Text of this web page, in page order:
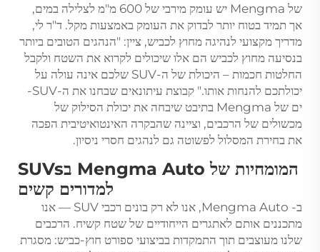
של Mengma יש עומק מירבי של 600 מ"מ לצלילה במים,
אך תמיד בטוח יותר לבדוק את העומק באמצעות מקל. ד"ר לי,
מדריך מקצועי לנהיגה מחוץ לכביש, ציין: "הנהגים הטובים ביותר
בנסיעה מחוץ לכביש הם אלו שיכולים לקרוא את השטח ולקבל
החלטות חכמות – היכולת של ה-SUV שלכם אינה עולה על
יכולתכם להנחות אותו." קבוצת עיתונאים שבחנו את ה-SUV-
ים של Mengma בתיבט שיבחה את יכולת הסילוק של
מכשולים של הרכבים, וציינה שהבקרה האינטואיטיבית הפכה
את בחירת המסלול לפשוטה גם לנהגים חסרי ניסיון.
המומחיות של Mengma Auto בSUVs
למדורים קשים
ב- Mengma Auto, אנו לא רק בונים רכבי SUV — אנו
מתכננים אותם לאתגרים הייחודיים של שטח קשיח. הרכבים
שלנו מעוצבים תוך התמקדות בביצועי ספורט חוץ-כביש: מסגרת